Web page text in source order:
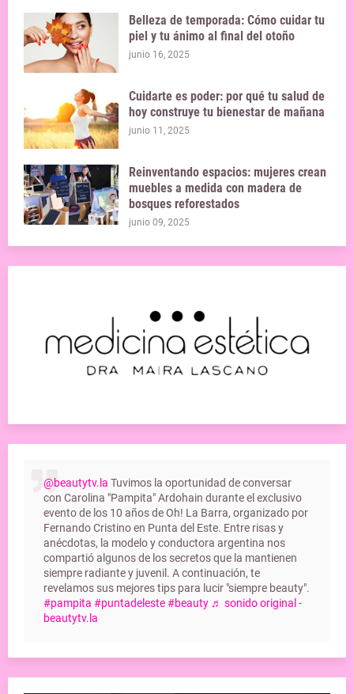
Belleza de temporada: Cómo cuidar tu
piel y tu ánimo al final del otoño
junio 16, 2025
Cuidarte es poder: por qué tu salud de
hoy construye tu bienestar de mañana
junio 11, 2025
Reinventando espacios: mujeres crean
muebles a medida con madera de
bosques reforestados
junio 09, 2025
@beautytv.la Tuvimos la oportunidad de conversar
con Carolina "Pampita" Ardohain durante el exclusivo
evento de los 10 años de Oh! La Barra, organizado por
Fernando Cristino en Punta del Este. Entre risas y
anécdotas, la modelo y conductora argentina nos
compartió algunos de los secretos que la mantienen
siempre radiante y juvenil. A continuación, te
revelamos sus mejores tips para lucir "siempre beauty".
#pampita #puntadeleste#beauty ♬ sonido original -
beautytv.la